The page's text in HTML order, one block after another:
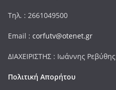
Τηλ. : 2661049500
Email : corfutv@otenet.gr
ΔΙΑΧΕΙΡΙΣΤΗΣ : Ιωάννης Ρεβύθης
Πολιτική Απορήτου